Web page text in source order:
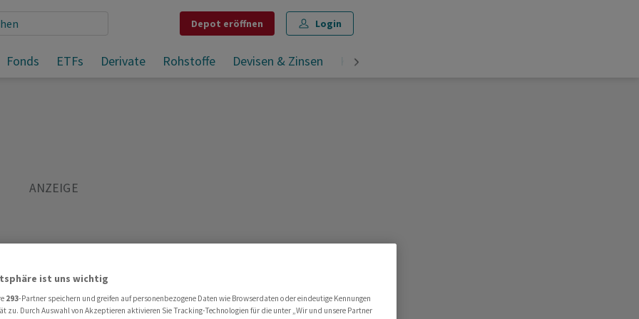
Depot eröffnen Login
Fonds ETFs Derivate Rohstoffe Devisen & Zinsen Krypto
Israels Armee beendet Militäreinsatz in Dschenin
Teilen Merken Drucken Kommentare
ist uns wichtig
293-Partner speichern und greifen auf personenbezogene Daten wie Browserdaten oder eindeutige Kennungen
zu. Durch Auswahl von Akzeptieren aktivieren Sie Tracking-Technologien für die unter „Wir und unsere Partner